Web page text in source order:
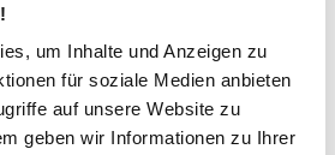
um Inhalte und Anzeigen zu
für soziale Medien anbieten
auf unsere Website zu
geben wir Informationen zu Ihrer
artgerechter Stall trägt dazu bei,
und Krankheiten bei den
fördert deren Wohlbefinden und